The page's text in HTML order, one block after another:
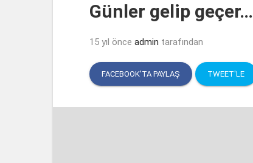
Günler gelip geçer…
15 yıl önce admin tarafından
FACEBOOK'TA PAYLAŞ TWEET'LE